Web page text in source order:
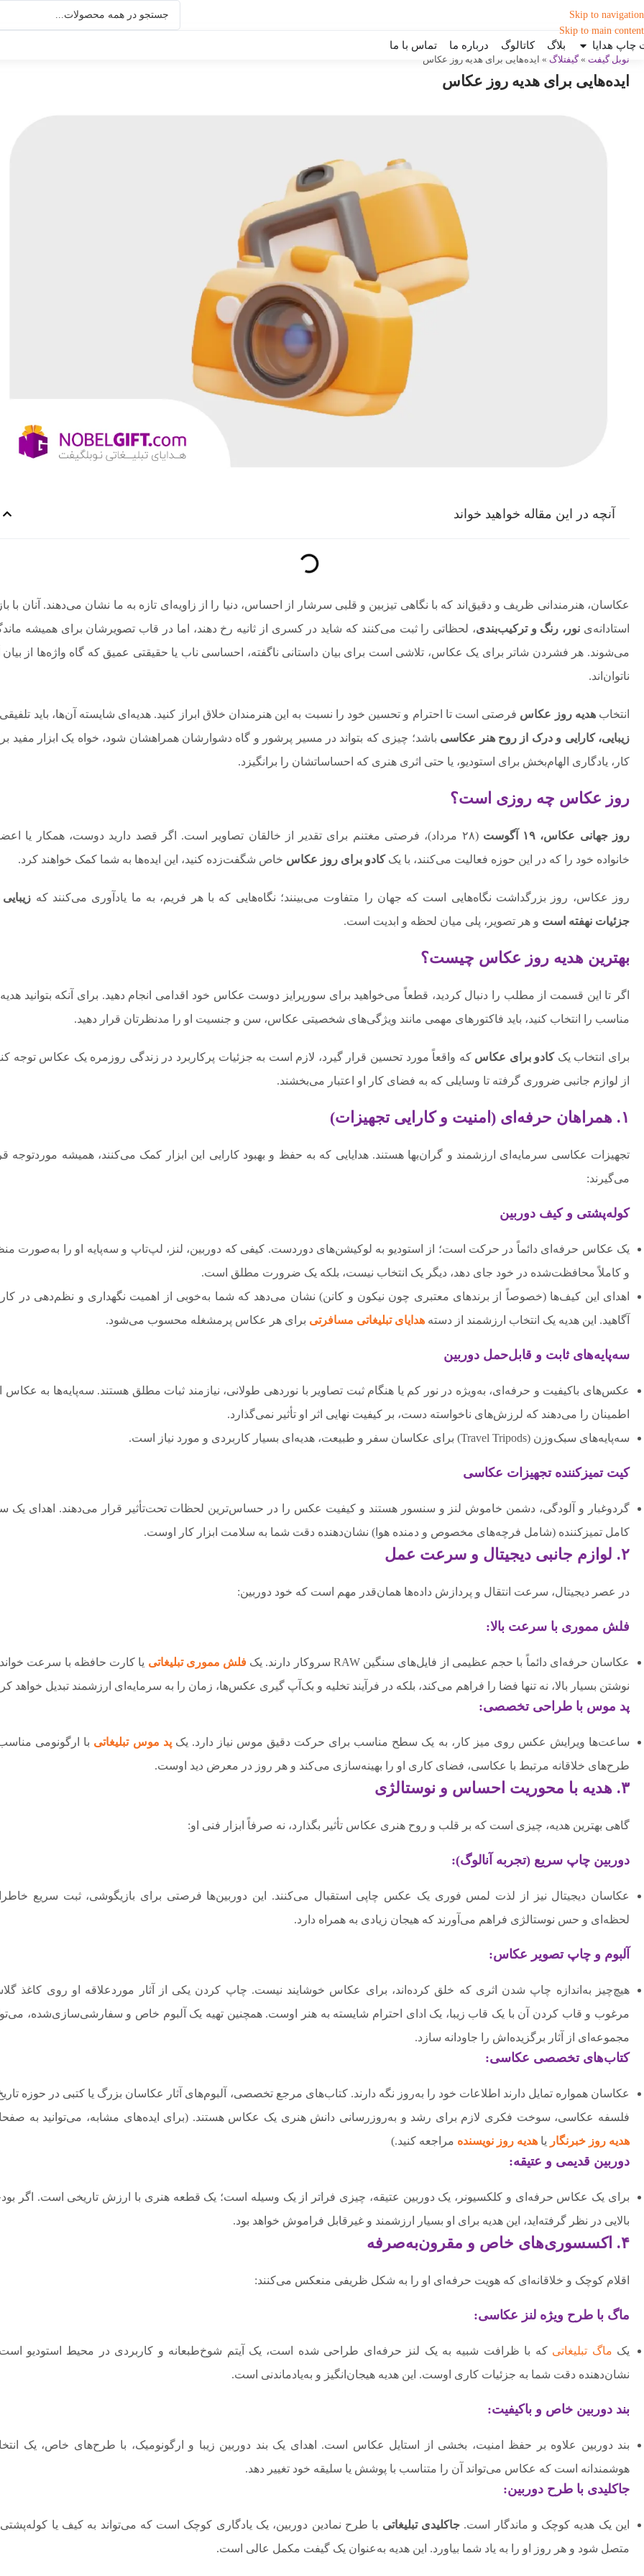
Skip to navigation
Skip to main content
چاپ هدایا بلاگ کاتالوگ درباره ما تماس با ما
نوبل گیفت »گیفتلاگ » ایده‌هایی برای هدیه روز عکاس
ایده‌هایی برای هدیه روز عکاس
آنچه در این مقاله خواهید خواند
عکاسان، هنرمندانی ظریف و دقیق‌اند که با نگاهی تیزبین و قلبی سرشار از احساس، دنیا را از زاویه‌ای تازه به ما نشان می‌دهند. آنان با
استادانه‌ی نور، رنگ و ترکیب‌بندی، لحظاتی را ثبت می‌کنند که شاید در کسری از ثانیه رخ دهند، اما در قاب تصویرشان برای همیشه
می‌شوند. هر فشردن شاتر برای یک عکاس، تلاشی است برای بیان داستانی ناگفته، احساسی ناب یا حقیقتی عمیق که گاه واژه‌ها از بیان
ناتوان‌اند.
انتخابهدیه روز عکاس فرصتی است تا احترام و تحسین خود را نسبت به این هنرمندان خلاق ابراز کنید. هدیه‌ای شایسته آن‌ها، باید تلفیقی
زیبایی، کارایی و درک از روح هنر عکاسی باشد؛ چیزی که بتواند در مسیر پرشور و گاه دشوارشان همراهشان شود، خواه یک ابزار مفید
کار، یادگاری الهام‌بخش برای استودیو، یا حتی اثری هنری که احساساتشان را برانگیزد.
روز عکاس چه روزی است؟
روز جهانی عکاس، ۱۹ آگوست
(۲۸ مرداد)، فرصتی مغتنم برای تقدیر از خالقان تصاویر است. اگر قصد دارید دوست، همکار یا
خانواده خود را که در این حوزه فعالیت می‌کنند، با یککادو برای روز عکاس خاص شگفت‌زده کنید، این ایده‌ها به شما کمک خواهند کرد.
روز عکاس، روز بزرگداشت نگاه‌هایی است که جهان را متفاوت می‌بینند؛ نگاه‌هایی که با هر فریم، به ما یادآوری می‌کنند که زیبایی
جزئیات نهفته است و هر تصویر، پلی میان لحظه و ابدیت است.
بهترین هدیه روز عکاس چیست؟
اگر تا این قسمت از مطلب را دنبال کردید، قطعاً می‌خواهید برای سورپرایز دوست عکاس خود اقدامی انجام دهید. برای آنکه بتوانید
مناسب را انتخاب کنید، باید فاکتورهای مهمی مانند ویژگی‌های شخصیتی عکاس، سن و جنسیت او را مدنظرتان قرار دهید.
برای انتخاب یککادو برای عکاس که واقعاً مورد تحسین قرار گیرد، لازم است به جزئیات پرکاربرد در زندگی روزمره یک عکاس توجه
از لوازم جانبی ضروری گرفته تا وسایلی که به فضای کار او اعتبار می‌بخشند.
۱. همراهان حرفه‌ای (امنیت و کارایی تجهیزات)
تجهیزات عکاسی سرمایه‌ای ارزشمند و گران‌بها هستند. هدایایی که به حفظ و بهبود کارایی این ابزار کمک می‌کنند، همیشه موردتوجه
می‌گیرند:
کوله‌پشتی و کیف دوربین
یک عکاس حرفه‌ای دائماً در حرکت است؛ از استودیو به لوکیشن‌های دوردست. کیفی که دوربین، لنز، لپ‌تاپ و سه‌پایه او را به‌صورت
و کاملاً محافظت‌شده در خود جای دهد، دیگر یک انتخاب نیست، بلکه یک ضرورت مطلق است.
اهدای این کیف‌ها (خصوصاً از برندهای معتبری چون نیکون و کانن) نشان می‌دهد که شما به‌خوبی از اهمیت نگهداری و نظم‌دهی در کار
آگاهید. این هدیه یک انتخاب ارزشمند از دسته هدایای تبلیغاتی مسافرتی برای هر عکاس پرمشغله محسوب می‌شود.
سه‌پایه‌های ثابت و قابل‌حمل دوربین
عکس‌های باکیفیت و حرفه‌ای، به‌ویژه در نور کم یا هنگام ثبت تصاویر با نوردهی طولانی، نیازمند ثبات مطلق هستند. سه‌پایه‌ها به عکاس
اطمینان را می‌دهند که لرزش‌های ناخواسته دست، بر کیفیت نهایی اثر او تأثیر نمی‌گذارد.
سه‌پایه‌های سبک‌وزن (Travel Tripods) برای عکاسان سفر و طبیعت، هدیه‌ای بسیار کاربردی و مورد نیاز است.
کیت تمیزکننده تجهیزات عکاسی
گردوغبار و آلودگی، دشمن خاموش لنز و سنسور هستند و کیفیت عکس را در حساس‌ترین لحظات تحت‌تأثیر قرار می‌دهند. اهدای یک
کامل تمیزکننده (شامل فرچه‌های مخصوص و دمنده هوا) نشان‌دهنده دقت شما به سلامت ابزار کار اوست.
۲. لوازم جانبی دیجیتال و سرعت عمل
در عصر دیجیتال، سرعت انتقال و پردازش داده‌ها همان‌قدر مهم است که خود دوربین:
فلش مموری با سرعت بالا:
عکاسان حرفه‌ای دائماً با حجم عظیمی از فایل‌های سنگین RAW سروکار دارند. یک فلش مموری تبلیغاتی یا کارت حافظه با سرعت
نوشتن بسیار بالا، نه تنها فضا را فراهم می‌کند، بلکه در فرآیند تخلیه و بک‌آپ گیری عکس‌ها، زمان را به سرمایه‌ای ارزشمند تبدیل خواهد
پد موس با طراحی تخصصی:
ساعت‌ها ویرایش عکس روی میز کار، به یک سطح مناسب برای حرکت دقیق موس نیاز دارد. یکپد موس تبلیغاتی با ارگونومی
طرح‌های خلاقانه مرتبط با عکاسی، فضای کاری او را بهینه‌سازی می‌کند و هر روز در معرض دید اوست.
۳. هدیه با محوریت احساس و نوستالژی
گاهی بهترین هدیه، چیزی است که بر قلب و روح هنری عکاس تأثیر بگذارد، نه صرفاً ابزار فنی او:
دوربین چاپ سریع (تجربه آنالوگ):
عکاسان دیجیتال نیز از لذت لمس فوری یک عکس چاپی استقبال می‌کنند. این دوربین‌ها فرصتی برای بازیگوشی، ثبت سریع
لحظه‌ای و حس نوستالژی فراهم می‌آورند که هیجان زیادی به همراه دارد.
آلبوم و چاپ تصویر عکاس:
هیچ‌چیز به‌اندازه چاپ شدن اثری که خلق کرده‌اند، برای عکاس خوشایند نیست. چاپ کردن یکی از آثار موردعلاقه او روی کاغذ
مرغوب و قاب کردن آن با یک قاب زیبا، یک ادای احترام شایسته به هنر اوست. همچنین تهیه یک آلبوم خاص و سفارشی‌سازی‌شده،
مجموعه‌ای از آثار برگزیده‌اش را جاودانه سازد.
کتاب‌های تخصصی عکاسی:
عکاسان همواره تمایل دارند اطلاعات خود را به‌روز نگه دارند. کتاب‌های مرجع تخصصی، آلبوم‌های آثار عکاسان بزرگ یا کتبی در حوزه
فلسفه عکاسی، سوخت فکری لازم برای رشد و به‌روزرسانی دانش هنری یک عکاس هستند. (برای ایده‌های مشابه، می‌توانید به
هدیه روز خبرنگار یا هدیه روز نویسنده مراجعه کنید.)
دوربین قدیمی و عتیقه:
برای یک عکاس حرفه‌ای و کلکسیونر، یک دوربین عتیقه، چیزی فراتر از یک وسیله است؛ یک قطعه هنری با ارزش تاریخی است. اگر
بالایی در نظر گرفته‌اید، این هدیه برای او بسیار ارزشمند و غیرقابل فراموش خواهد بود.
۴. اکسسوری‌های خاص و مقرون‌به‌صرفه
اقلام کوچک و خلاقانه‌ای که هویت حرفه‌ای او را به شکل ظریفی منعکس می‌کنند:
ماگ با طرح ویژه لنز عکاسی:
یک ماگ تبلیغاتی که با ظرافت شبیه به یک لنز حرفه‌ای طراحی شده است، یک آیتم شوخ‌طبعانه و کاربردی در محیط استودیو
نشان‌دهنده دقت شما به جزئیات کاری اوست. این هدیه هیجان‌انگیز و به‌یادماندنی است.
بند دوربین خاص و باکیفیت:
بند دوربین علاوه بر حفظ امنیت، بخشی از استایل عکاس است. اهدای یک بند دوربین زیبا و ارگونومیک، با طرح‌های خاص، یک
هوشمندانه است که عکاس می‌تواند آن را متناسب با پوشش یا سلیقه خود تغییر دهد.
جاکلیدی با طرح دوربین:
این یک هدیه کوچک و ماندگار است.جاکلیدی تبلیغاتی با طرح نمادین دوربین، یک یادگاری کوچک است که می‌تواند به کیف یا کوله‌پشتی
متصل شود و هر روز او را به یاد شما بیاورد. این هدیه به‌عنوان یک گیفت مکمل عالی است.